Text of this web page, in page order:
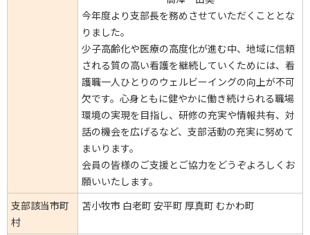
今年度より支部長を務めさせていただくこととな
りました。
少子高齢化や医療の高度化が進む中、地域に信頼
される質の高い看護を継続していくためには、看
護職一人ひとりのウェルビーイングの向上が不可
欠です。心身ともに健やかに働き続けられる職場
環境の実現を目指し、研修の充実や情報共有、対
話の機会を広げるなど、支部活動の充実に努めて
まいります。
会員の皆様のご支援とご協力をどうぞよろしくお
願いいたします。
支部該当市町
村
苫小牧市 白老町 安平町 厚真町 むかわ町